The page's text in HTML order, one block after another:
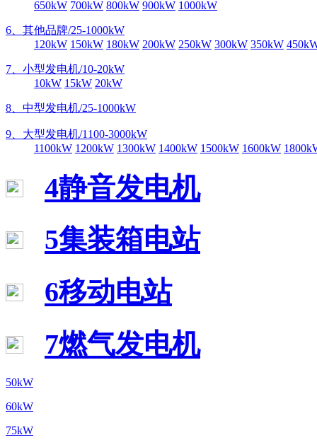
650kW 700kW 800kW 900kW 1000kW
6、其他品牌/25-1000kW
120kW 150kW 180kW 200kW 250kW 300kW 350kW
7、小型发电机/10-20kW
10kW 15kW 20kW
8、中型发电机/25-1000kW
9、大型发电机/1100-3000kW
1100kW 1200kW 1300kW 1400kW 1500kW 1600kW
4静音发电机
5集装箱电站
6移动电站
7燃气发电机
50kW
60kW
75kW